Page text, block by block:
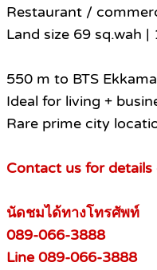
Restaurant /
Land size 69 sq.wah
550 m to BTS
Ideal for living +
Rare prime city
Contact us for details
นัดชมได้ทางโทรศัพท์
089-066-3888
Line 089-066-3888